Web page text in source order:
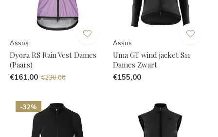
Assos
Dyora RS Rain Vest Dames
(Paars)
€161,00 €230,00
Assos
Uma GT wind jacket S11
Dames Zwart
€155,00
-32%